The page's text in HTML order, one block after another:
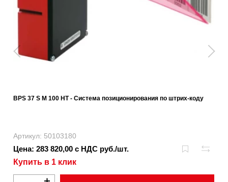
BPS 37 S M 100 HT - Система позиционирования по штрих-коду
Артикул: 50103180
Цена: 283 820,00 с НДС руб./шт.
Купить в 1 клик